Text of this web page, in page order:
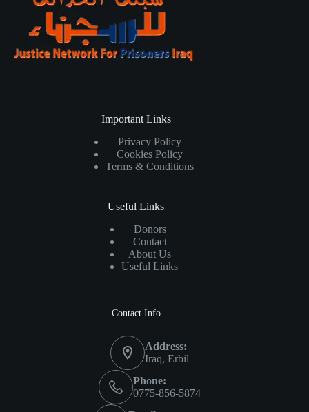
Important Links
Privacy Policy
Cookies Policy
Terms & Conditions
Useful Links
Donors
Contact
About Us
Useful Links
Contact Info
Address:
Iraq, Erbil
Phone:
0775-856-5874